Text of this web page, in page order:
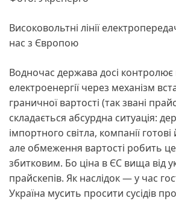
Високовольтні лінії
нас з Європою
Водночас держава досі контролює
електроенергії через механізм
граничної вартості (так звані
складається абсурдна ситуація:
імпортного світла, компанії
але обмеження вартості робить
збитковим. Бо ціна в ЄС вища від
прайскепів. Як наслідок — у час
Україна мусить просити сусідів